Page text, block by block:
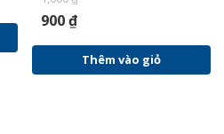
900₫
Thêm vào giỏ